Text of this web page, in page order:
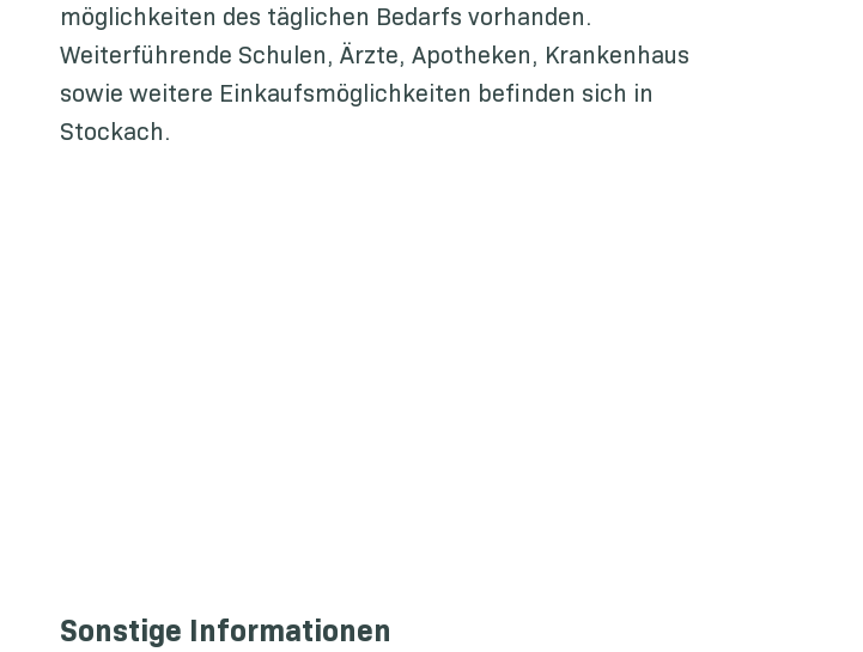
möglichkeiten des täglichen Bedarfs vorhanden.
Weiterführende Schulen, Ärzte, Apotheken, Krankenhaus
sowie weitere Einkaufsmöglichkeiten befinden sich in
Stockach.
Sonstige Informationen